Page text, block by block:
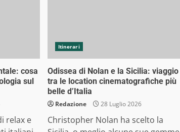
cosa
sul
relax e
Itinerari
Odissea di Nolan e la Sicilia: viaggio
tra le location cinematografiche più
belle d’Italia
Redazione 28 Luglio 2026
Christopher Nolan ha scelto la